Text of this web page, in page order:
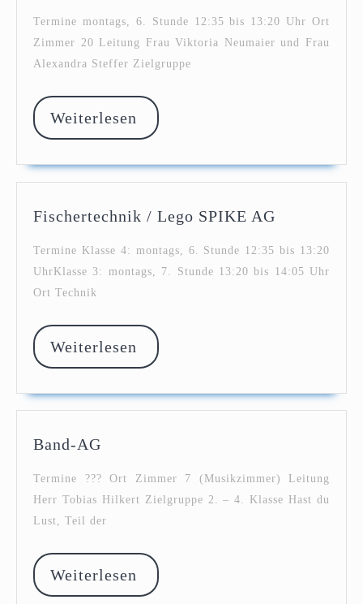
Termine montags, 6. Stunde 12:35 bis 13:20 Uhr Ort
Zimmer 20 Leitung Frau Viktoria Neumaier und Frau
Alexandra Steffer Zielgruppe
Weiterlesen Weiterlesen
Fischertechnik / Lego SPIKE AG
Lego
SPIKE
Termine Klasse 4: montags, 6. Stunde 12:35 bis 13:20
UhrKlasse 3: montags, 7. Stunde 13:20 bis 14:05 Uhr
Ort Technik
Weiterlesen Weiterlesen
Band-AG
Termine ??? Ort Zimmer 7 (Musikzimmer) Leitung
Herr Tobias Hilkert Zielgruppe 2. – 4. Klasse Hast du
Lust, Teil der
Weiterlesen Weiterlesen